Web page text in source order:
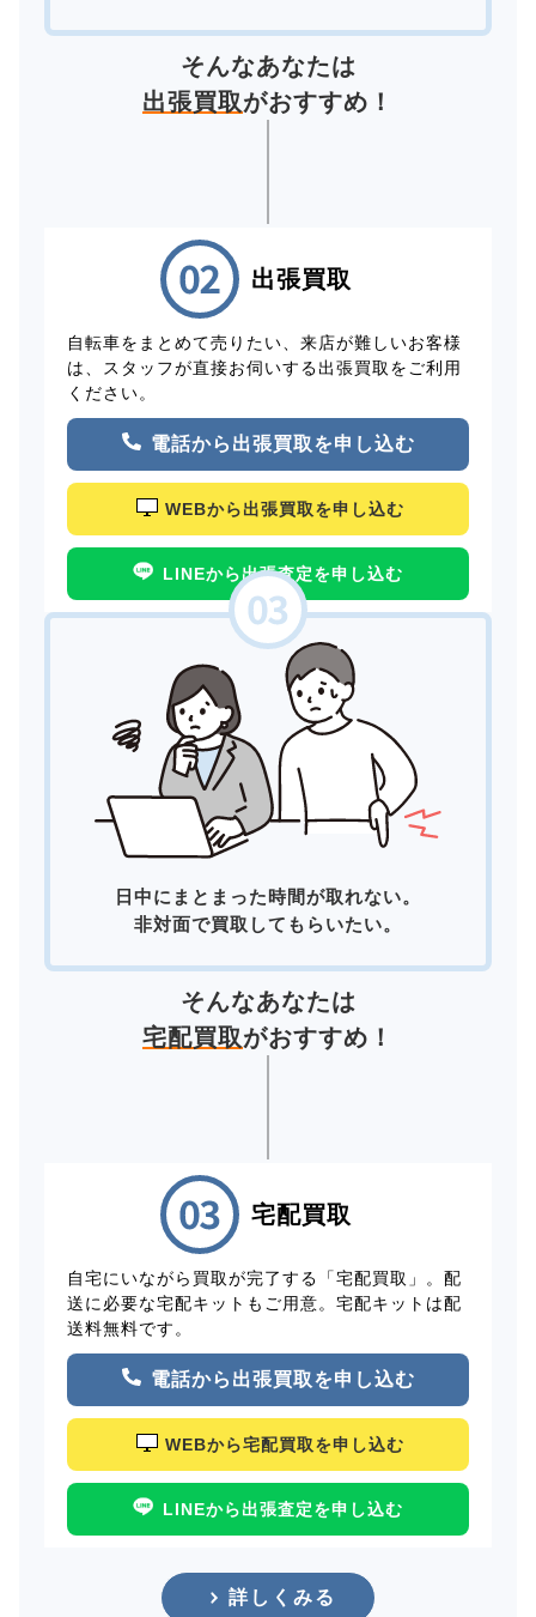
そんなあなたは
出張買取がおすすめ！
出張買取
自転車をまとめて売りたい、来店が難しいお客様
は、スタッフが直接お伺いする出張買取をご利用
ください。
電話から出張買取を申し込む
WEBから出張買取を申し込む
LINEから出張査定を申し込む
日中にまとまった時間が取れない。
非対面で買取してもらいたい。
そんなあなたは
宅配買取がおすすめ！
宅配買取
自宅にいながら買取が完了する「宅配買取」。配
送に必要な宅配キットもご用意。宅配キットは配
送料無料です。
電話から出張買取を申し込む
WEBから宅配買取を申し込む
LINEから出張査定を申し込む
詳しくみる